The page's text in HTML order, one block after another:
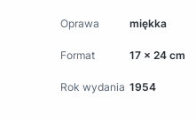
Oprawa miękka
Format 17 x 24 cm
Rok wydania 1954